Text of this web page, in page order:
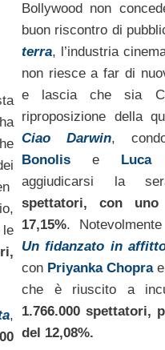
,
Bollywood non
buon riscontro di
terra, l’industria
non riesce a far di
e lascia che sia
riproposizione della
Ciao Darwin,
Bonolise Luca
aggiudicarsi la
spettatori, con
17,15%.
Un fidanzato in
con Priyanka Choprae
che è riuscito a
1.766.000 spettatori,
del 12,08%.